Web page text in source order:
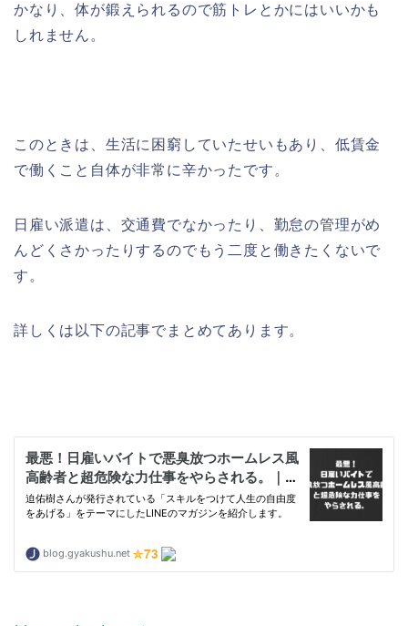
かなり、体が鍛えられるので筋トレとかにはいいかも
しれません。
このときは、生活に困窮していたせいもあり、低賃金
で働くこと自体が非常に辛かったです。
日雇い派遣は、交通費でなかったり、勤怠の管理がめ
んどくさかったりするのでもう二度と働きたくないで
す。
詳しくは以下の記事でまとめてあります。